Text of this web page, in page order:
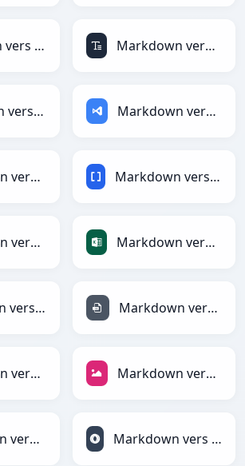
Markdown vers ActionScript Markdown vers ASCII
Markdown vers AsciiDoc Markdown vers ASP
Markdown vers Avro Markdown vers BBCode
Markdown vers CSV Markdown vers Excel
Markdown vers HTML Markdown vers INI
Markdown vers SQL Markdown vers JPEG
Markdown vers JSON Markdown vers JSONLines